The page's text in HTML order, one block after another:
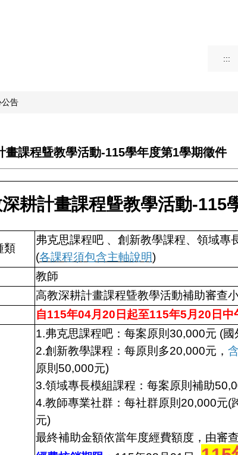
:::
公告
畫課程曁教學活動-115學年度第1學期徵件
耕計畫課程曁教學活動-115
類
弗克思課程吧 、創新教學課程、領域專
(各課程須包含主軸說明)
教師
高教深耕計畫課程曁教學活動補助審查
自115年04月20日起至115年5月20日中
1.弗克思課程吧：每案原則30,000元 (
2.創新教學課程：每原則多20,000元 ，
原則50,000元)
3.領域專長模組課程：每案原則補助
4.教師專業社群：每社群原則20,000元(
元)
最終補助金額依當年度經費額度，由審